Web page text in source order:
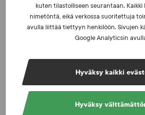
kuten tilastolliseen seurantaan.
nimetöntä, eikä verkossa suoritettuja
avulla liittää tiettyyn henkilöön. Sivujen
Google Analyticsin
Hyväksy kaikki
Hyväksy
Resultaten från FCEI:s
kontrollstatistiken för 2024 är
Nationell lägesbild gällande
2024 har publicerats
FLERA NYHETER